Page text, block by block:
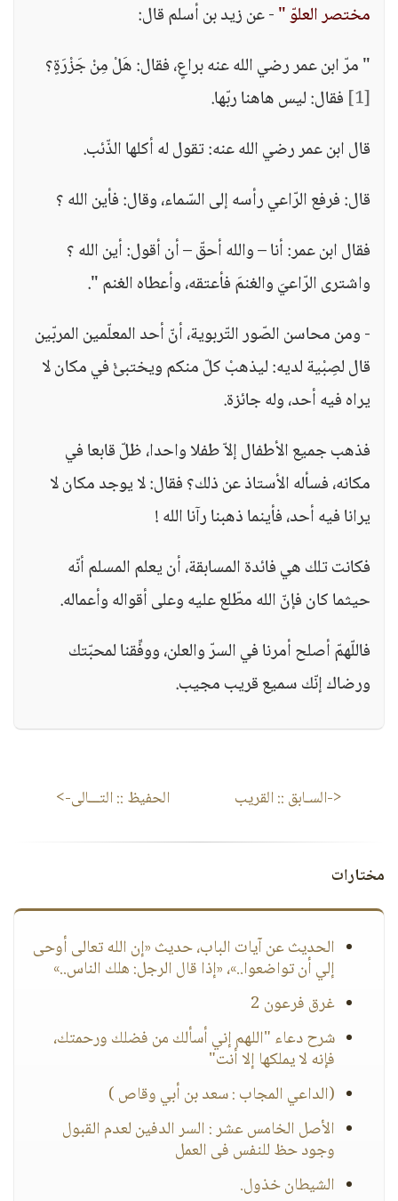
مختصر العلوّ "- عن زيد بن أسلم قال:
" مرّ ابن عمر رضي الله عنه براعٍ، فقال: هَلْ مِنْ جَزْرَةٍ؟
[1]
فقال: ليس هاهنا ربّها.
قال ابن عمر رضي الله عنه: تقول له أكلها الذّئب.
قال: فرفع الرّاعي رأسه إلى السّماء، وقال: فأين الله ؟
فقال ابن عمر: أنا – والله أحقّ – أن أقول: أين الله ؟
واشترى الرّاعيَ والغنمَ فأعتقه، وأعطاه الغنم ".
- ومن محاسن الصّور التّربوية، أنّ أحد المعلّمين المربّين
قال لصِبْية لديه: ليذهبْ كلّ منكم ويختبئْ في مكان لا
يراه فيه أحد، وله جائزة.
فذهب جميع الأطفال إلاّ طفلا واحدا، ظلّ قابعا في
مكانه، فسأله الأستاذ عن ذلك؟ فقال: لا يوجد مكان لا
يرانا فيه أحد، فأينما ذهبنا رآنا الله !
فكانت تلك هي فائدة المسابقة، أن يعلم المسلم أنّه
حيثما كان فإنّ الله مطّلع عليه وعلى أقواله وأعماله.
فاللّهمّ أصلح أمرنا في السرّ والعلن، ووفِّقنا لمحبّتك
ورضاك إنّك سميع قريب مجيب.
<-السـابق ::القريب الحفيظ :: التـــالى->
مختارات
الحديث عن آيات الباب، حديث «إن الله تعالى أوحى
إلي أن تواضعوا..»، «إذا قال الرجل: هلك الناس..»
غرق فرعون 2
شرح دعاء "اللهم إني أسألك من فضلك ورحمتك،
فإنه لا يملكها إلا أنت"
(الداعي المجاب : سعد بن أبي وقاص )
الأصل الخامس عشر : السر الدفين لعدم القبول
وجود حظ للنفس فى العمل
الشيطان خذول.